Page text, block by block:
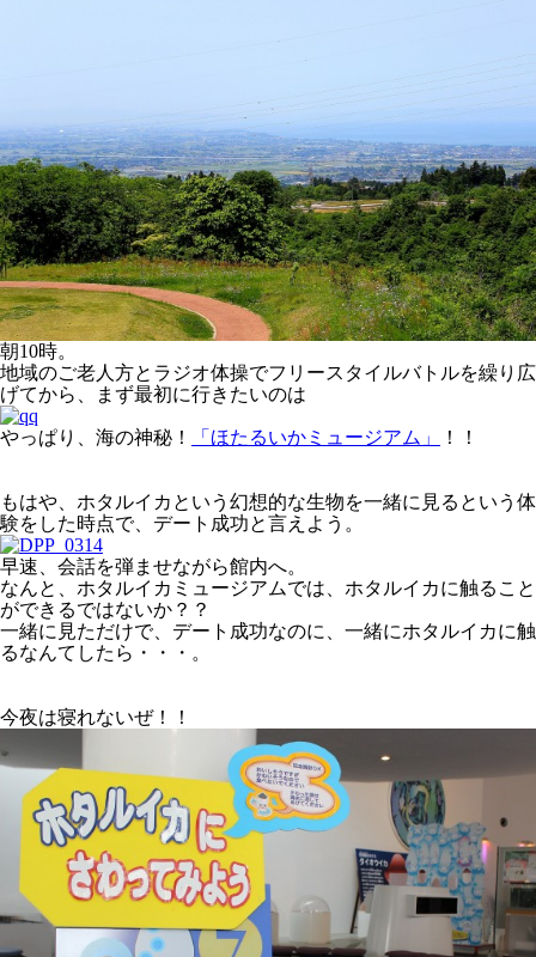
朝10時。
地域のご老人方とラジオ体操でフリースタイルバトルを繰り広
げてから、まず最初に行きたいのは
やっぱり、海の神秘！ 「ほたるいかミュージアム」 ！！
もはや、ホタルイカという幻想的な生物を一緒に見るという体
験をした時点で、デート成功と言えよう。
早速、会話を弾ませながら館内へ。
なんと、ホタルイカミュージアムでは、ホタルイカに触ること
ができるではないか？？
一緒に見ただけで、デート成功なのに、一緒にホタルイカに触
るなんてしたら・・・。
今夜は寝れないぜ！！